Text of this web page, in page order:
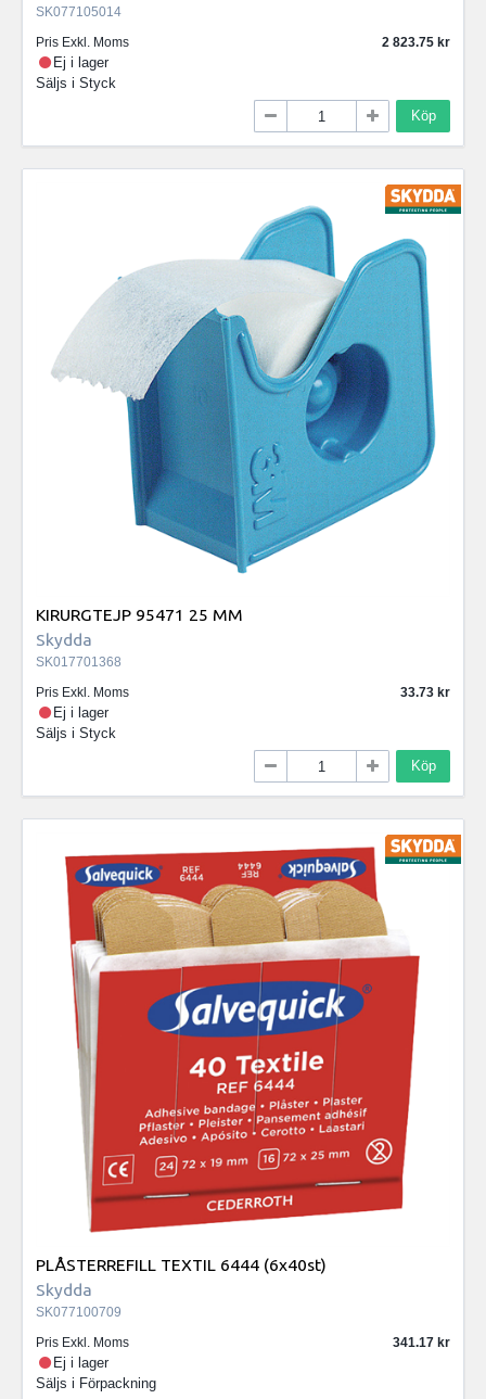
SK077105014
Pris Exkl. Moms
2 823.75
Ej i lager
Säljs i Styck
Köp
KIRURGTEJP 95471 25 MM
Skydda
SK017701368
Pris Exkl. Moms
33.73
Ej i lager
Säljs i Styck
Köp
PLÅSTERREFILL TEXTIL 6444 (6x40st)
Skydda
SK077100709
Pris Exkl. Moms
341.17
Ej i lager
Säljs i Förpackning